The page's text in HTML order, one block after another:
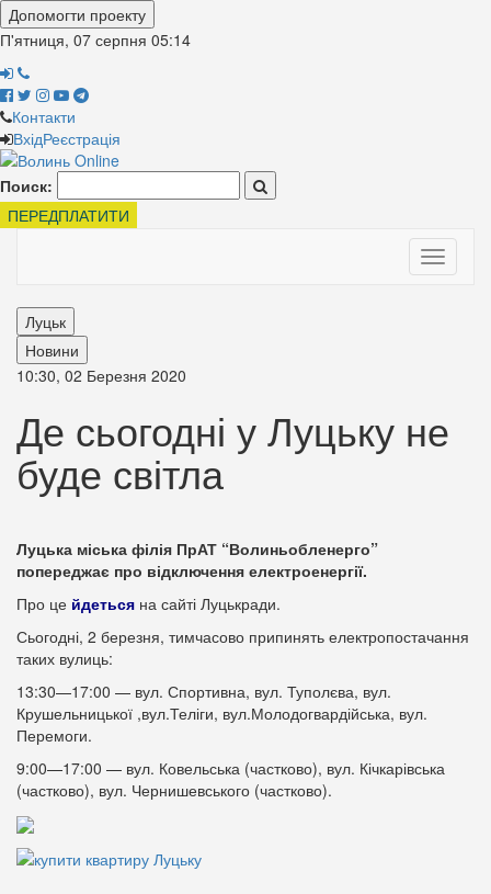
Допомогти проекту
П'ятниця, 07 серпня 05:14
Контакти
ВхідРеєстрація
Поиск:
ПЕРЕДПЛАТИТИ
Toggle
Луцьк
Новини
10:30, 02 Березня 2020
Де сьогодні у Луцьку не
буде світла
Луцька міська філія ПрАТ “Волиньобленерго”
попереджає про відключення електроенергії.
Про це йдеться на сайті Луцькради.
Сьогодні, 2 березня, тимчасово припинять електропостачання
таких вулиць:
13:30—17:00 — вул. Спортивна, вул. Туполєва, вул.
Крушельницької ,вул.Теліги, вул.Молодогвардійська, вул.
Перемоги.
9:00—17:00 — вул. Ковельська (частково), вул. Кічкарівська
(частково), вул. Чернишевського (частково).